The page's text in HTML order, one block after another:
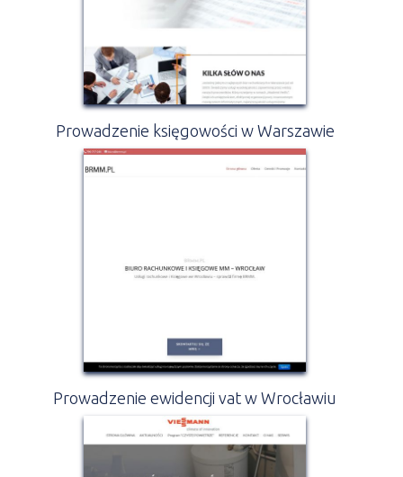
Prowadzenie księgowości w Warszawie
Prowadzenie ewidencji vat w Wrocławiu